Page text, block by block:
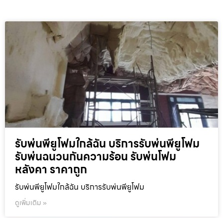
รับพ่นพียูโฟมใกล้ฉัน บริการรับพ่นพียูโฟม
รับพ่นฉนวนกันความร้อน รับพ่นโฟม
หลังคา ราคาถูก
รับพ่นพียูโฟมใกล้ฉัน บริการรับพ่นพียูโฟม
ดูเพิ่มเติม »